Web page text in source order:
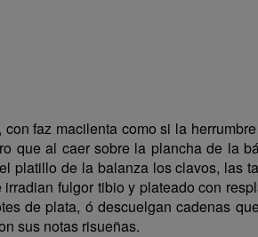
faz macilenta como si la
que al caer sobre la plancha de la
platillo de la balanza los clavos, las
fulgor tibio y plateado con
de plata, ó descuelgan cadenas
sus notas risueñas.